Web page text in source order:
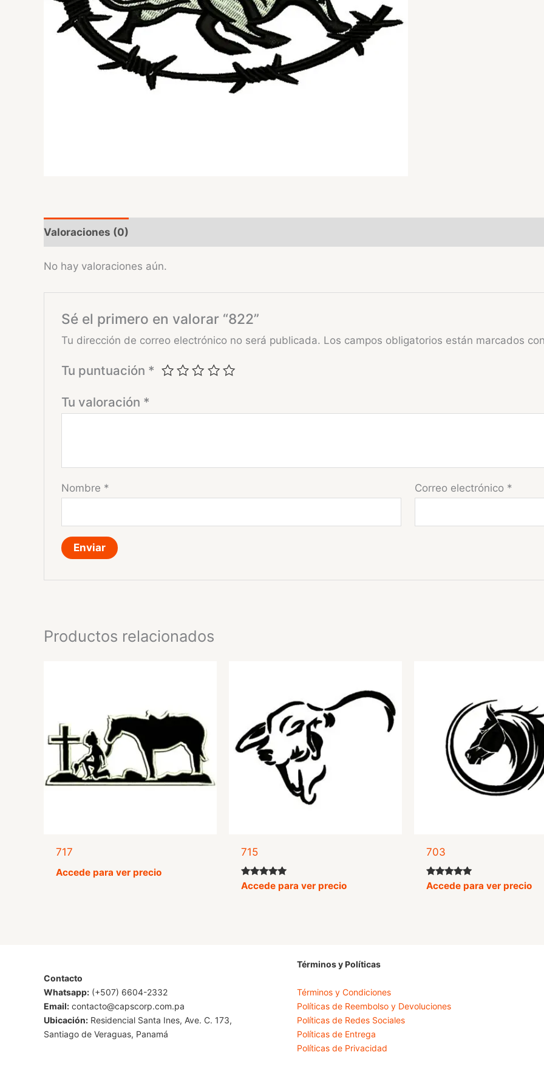
Valoraciones (0)
No hay valoraciones aún.
Sé el primero en valorar “822”
Tu dirección de correo electrónico no será publicada. Los campos obligatorios están marcados
Tu puntuación *
Tu valoración *
Nombre * Correo electrónico *
Productos relacionados
717
Accede para ver precio
715
Valorado
con
Accede para ver precio
703
Valorado
con
Accede para ver precio
Contacto
Whatsapp: (+507) 6604-2332
Email: contacto@capscorp.com.pa
Ubicación: Residencial Santa Ines, Ave. C. 173,
Santiago de Veraguas, Panamá
Términos y Políticas
Términos y Condiciones
Políticas de Reembolso y Devoluciones
Políticas de Redes Sociales
Políticas de Entrega
Políticas de Privacidad